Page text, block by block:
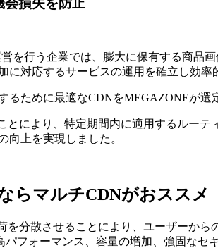
会損失を防止
を行う企業では、膨大に保有する商品
に対応するサービスの運用を確立し効率
るために最適なCDNをMEGAZONEが
とにより、特定期間内に適用するルー
向上を実現しました。
らマルチCDNがおススメ
を分散させることにより、ユーザーか
フォーマンス、容量の増加、強固な